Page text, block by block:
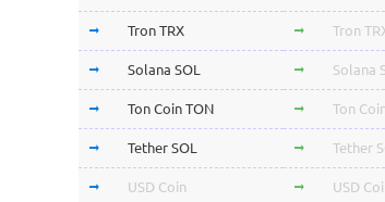
Tron TRX Tron
Solana SOL Solana
Ton Coin TON Ton
Tether SOL Tether
USD Coin USD